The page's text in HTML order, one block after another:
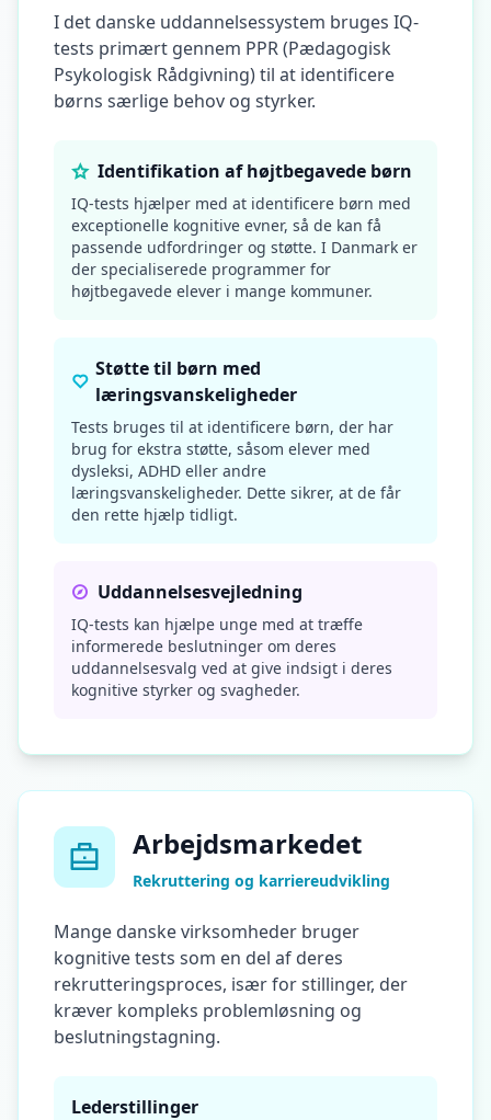
I det danske uddannelsessystem bruges IQ-
tests primært gennem PPR (Pædagogisk
Psykologisk Rådgivning) til at identificere
børns særlige behov og styrker.
Identifikation af højtbegavede børn
IQ-tests hjælper med at identificere børn med
exceptionelle kognitive evner, så de kan få
passende udfordringer og støtte. I Danmark er
der specialiserede programmer for
højtbegavede elever i mange kommuner.
Støtte til børn med
læringsvanskeligheder
Tests bruges til at identificere børn, der har
brug for ekstra støtte, såsom elever med
dysleksi, ADHD eller andre
læringsvanskeligheder. Dette sikrer, at de får
den rette hjælp tidligt.
Uddannelsesvejledning
IQ-tests kan hjælpe unge med at træffe
informerede beslutninger om deres
uddannelsesvalg ved at give indsigt i deres
kognitive styrker og svagheder.
Arbejdsmarkedet
Rekruttering og karriereudvikling
Mange danske virksomheder bruger
kognitive tests som en del af deres
rekrutteringsproces, især for stillinger, der
kræver kompleks problemløsning og
beslutningstagning.
Lederstillinger